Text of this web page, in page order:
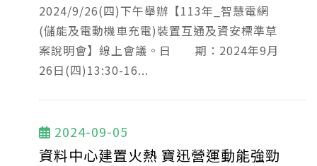
2024/9/26(四)下午舉辦【113年_智慧電網
(儲能及電動機車充電)裝置互通及資安標準草
案說明會】線上會議。日 期：2024年9月
26日(四)13:30-16...
2024-09-05
資料中心建置火熱 寶迅營運動能強勁